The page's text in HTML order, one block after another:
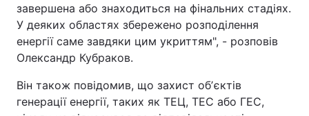
завершена або знаходиться на фінальних стадіях.
У деяких областях збережено розподілення
енергії саме завдяки цим укриттям", - розповів
Олександр Кубраков.
Він також повідомив, що захист обʼєктів
генерації енергії, таких як ТЕЦ, ТЕС або ГЕС,